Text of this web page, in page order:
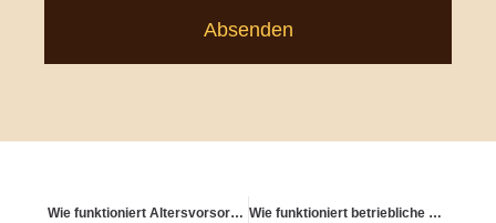
Absenden
Wie funktioniert Altersvorsorge in offenen Beziehungen? Wie funktioniert betriebliche Altersvorsorge über Entgeltumwandlung?